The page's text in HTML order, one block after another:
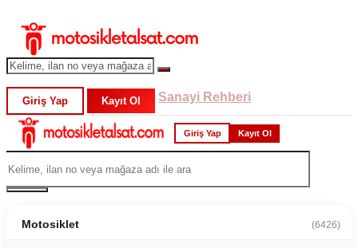
Giriş Yap Kayıt Ol Sanayi Rehberi
Giriş Yap Kayıt Ol
Motosiklet (6426)